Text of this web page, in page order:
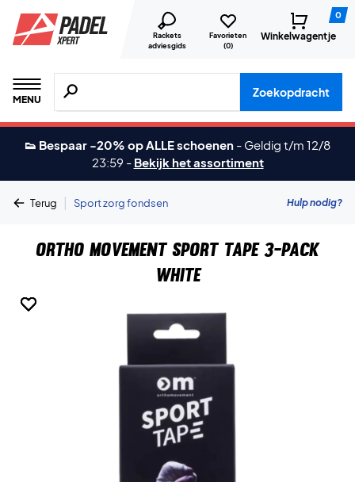
Rackets
adviesgids
Favorieten
(0)
0
Winkelwagentje
MENU
Zoeken naar producten, merken etc.
Zoekopdracht
👟 Bespaar -20% op ALLE schoenen - Geldig t/m 12/8
23:59 - Bekijk het assortiment
Terug | Sport zorg fondsen Hulp nodig?
Ortho Movement Sport Tape 3-Pack
White